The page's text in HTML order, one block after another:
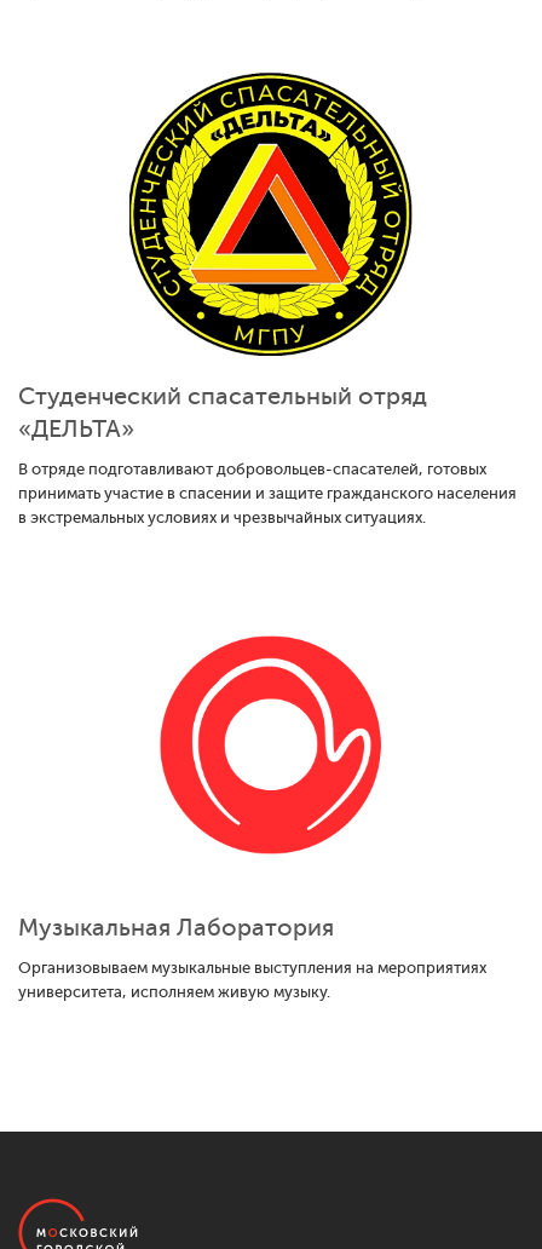
Студенческий спасательный отряд
«ДЕЛЬТА»
В отряде подготавливают добровольцев-спасателей, готовых
принимать участие в спасении и защите гражданского населения
в экстремальных условиях и чрезвычайных ситуациях.
Музыкальная Лаборатория
Организовываем музыкальные выступления на мероприятиях
университета, исполняем живую музыку.